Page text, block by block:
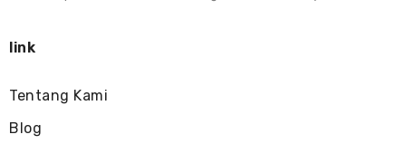
link
Tentang Kami
Blog